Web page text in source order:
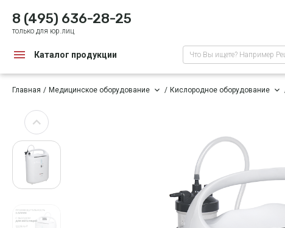
8 (495) 636-28-25
только для юр.лиц
Каталог продукции Что Вы ищете? Например
Главная Медицинское оборудование Кислородное оборудование